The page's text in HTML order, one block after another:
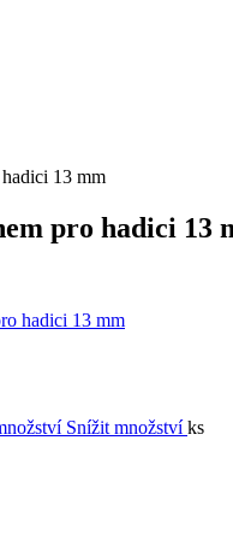
13 mm
pro hadici 13
Snížit množstvíks